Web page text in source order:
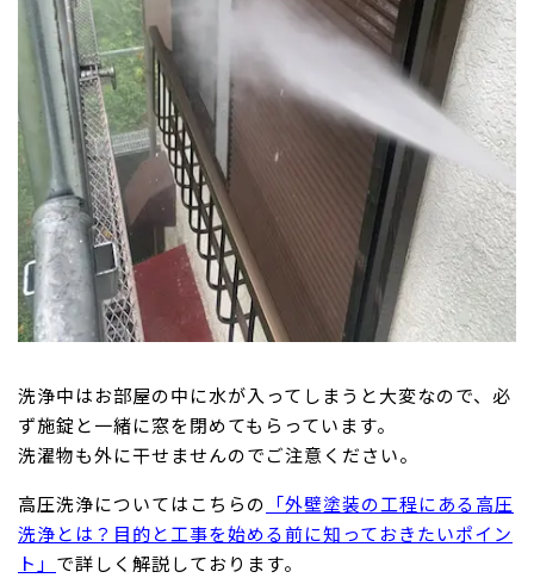
洗浄中はお部屋の中に水が入ってしまうと大変なので、必
ず施錠と一緒に窓を閉めてもらっています。
洗濯物も外に干せませんのでご注意ください。
高圧洗浄についてはこちらの 「外壁塗装の工程にある高圧
洗浄とは？目的と工事を始める前に知っておきたいポイン
ト」 で詳しく解説しております。